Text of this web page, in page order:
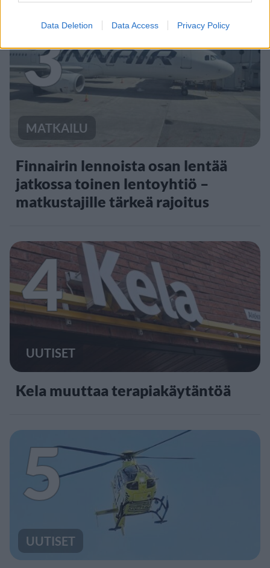
Data Deletion Data Access Privacy Policy
3
MATKAILU
Finnairin lennoista osan lentää
jatkossa toinen lentoyhtiö –
matkustajille tärkeä rajoitus
4
UUTISET
Kela muuttaa terapiakäytäntöä
5
UUTISET